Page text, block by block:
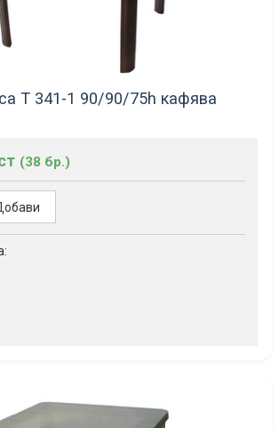
Т 341-1 90/90/75h кафява
(38 бр.)